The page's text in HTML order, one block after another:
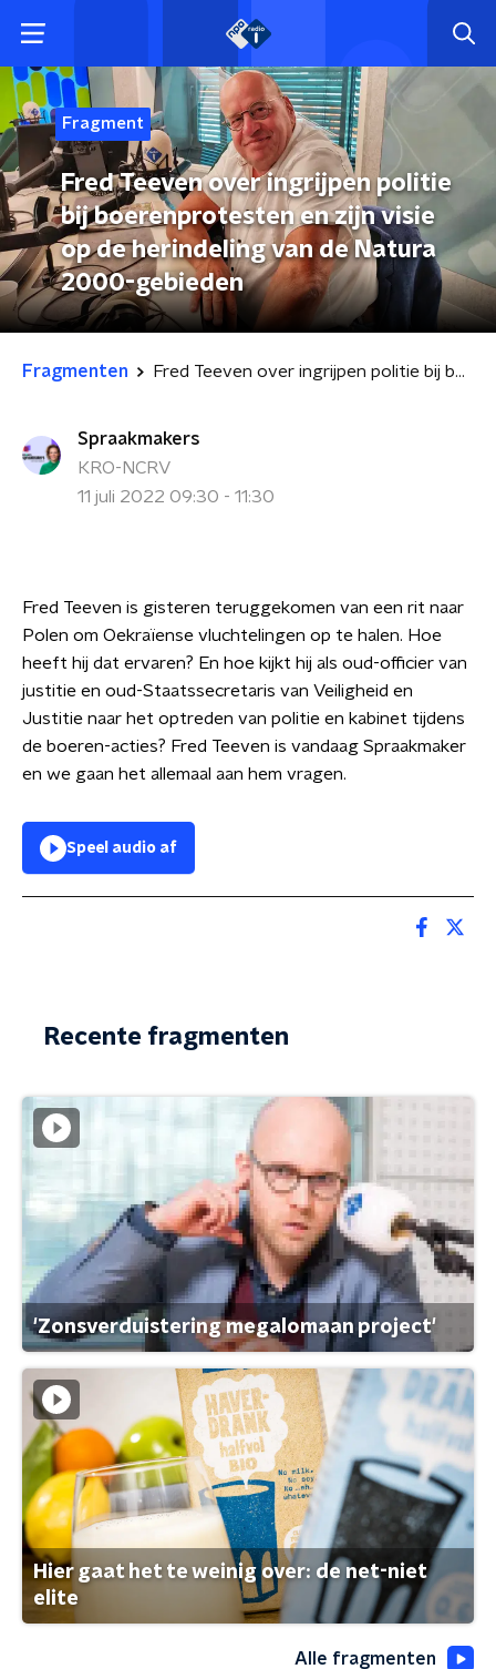
Fragment
Fred Teeven over ingrijpen politie
bij boerenprotesten en zijn visie
op de herindeling van de Natura
2000-gebieden
Fragmenten Fred Teeven over ingrijpen politie bij boerenprotesten en zijn visie op de herindeling van de Natura 2000-gebieden
Spraakmakers
KRO-NCRV
11 juli 2022 09:30 - 11:30
Fred Teeven is gisteren teruggekomen van een rit naar
Polen om Oekraïense vluchtelingen op te halen. Hoe
heeft hij dat ervaren? En hoe kijkt hij als oud-officier van
justitie en oud-Staatssecretaris van Veiligheid en
Justitie naar het optreden van politie en kabinet tijdens
de boeren-acties? Fred Teeven is vandaag Spraakmaker
en we gaan het allemaal aan hem vragen.
Speel audio af
Recente fragmenten
'Zonsverduistering megalomaan project'
Hier gaat het te weinig over: de net-niet
elite
Alle fragmenten